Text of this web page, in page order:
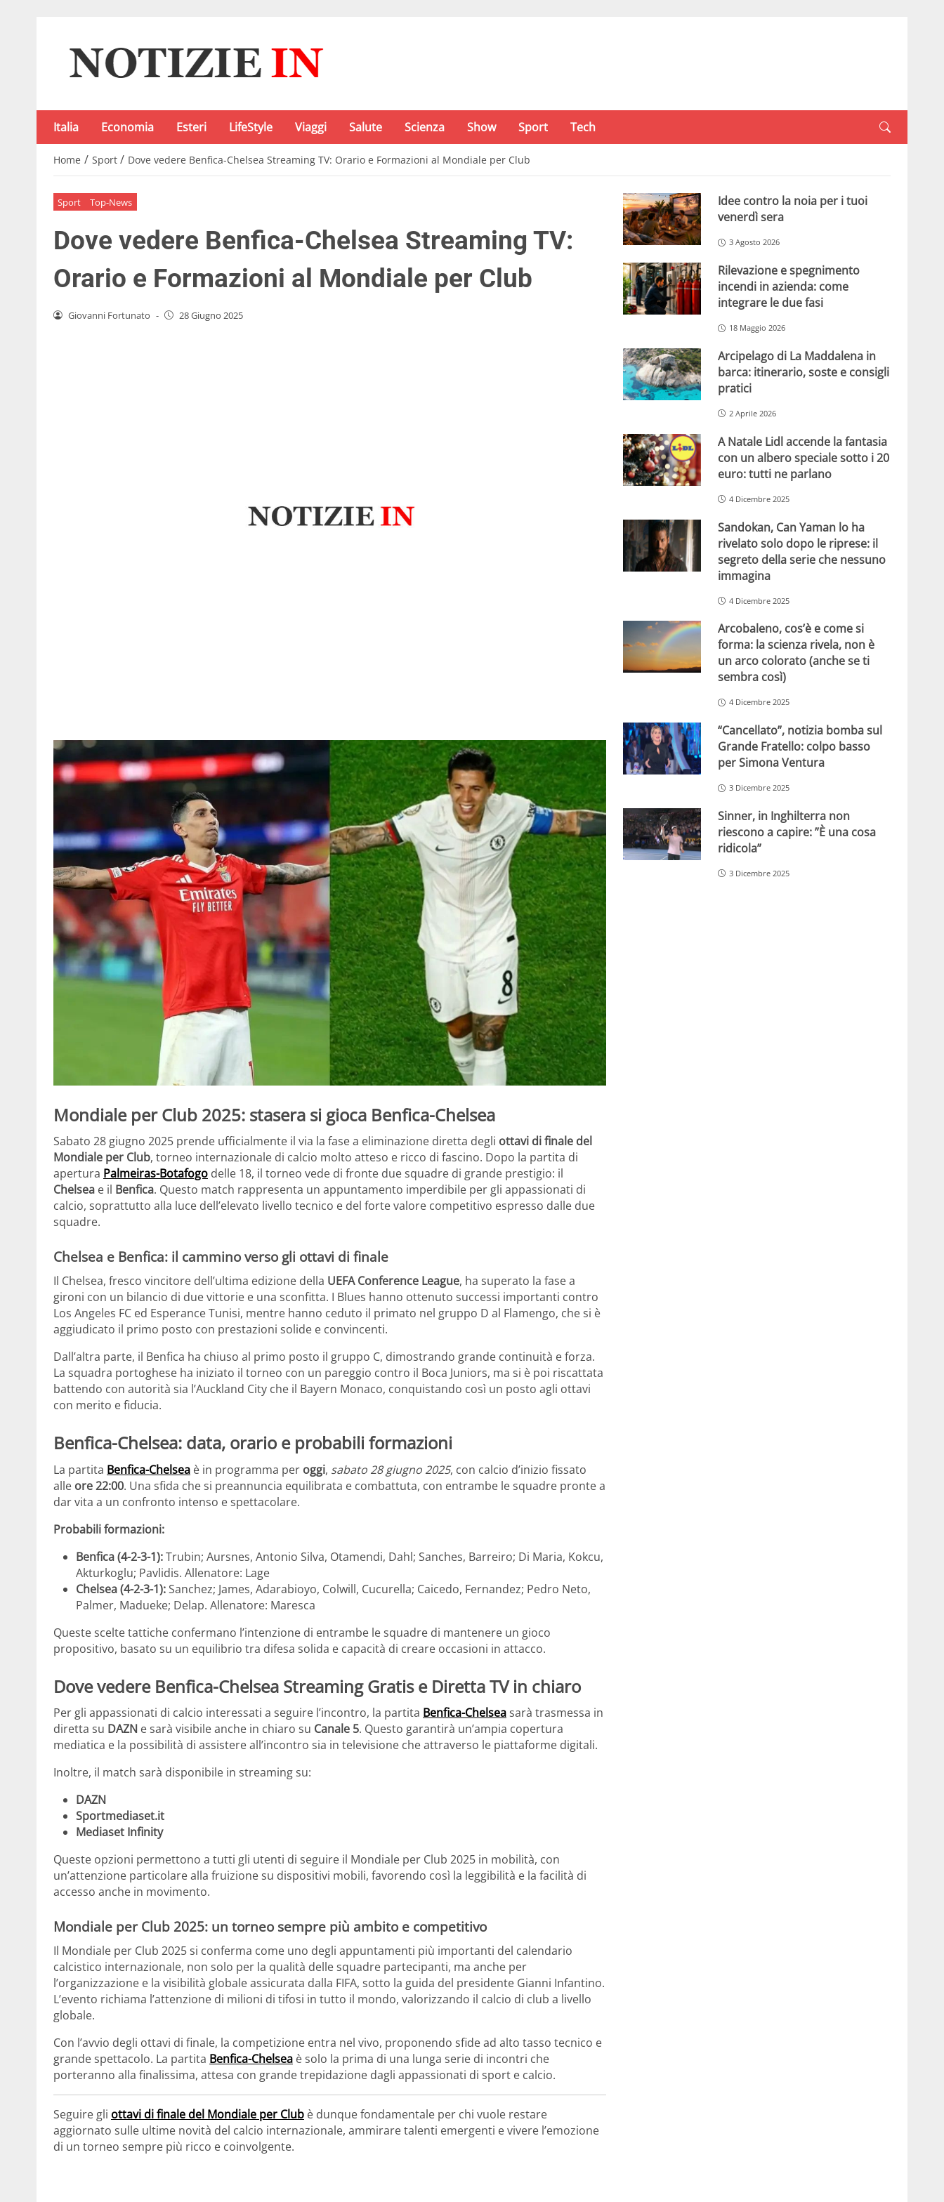
Italia Economia Esteri LifeStyle Viaggi Salute Scienza Show Sport Tech
Home / Sport / Dove vedere Benfica-Chelsea Streaming TV: Orario e Formazioni al Mondiale per Club
Sport Top-News
Dove vedere Benfica-Chelsea Streaming TV:
Orario e Formazioni al Mondiale per Club
Giovanni Fortunato - 28 Giugno 2025
Mondiale per Club 2025: stasera si gioca Benfica-Chelsea
Sabato 28 giugno 2025 prende ufficialmente il via la fase a eliminazione diretta degli ottavi di finale del
Mondiale per Club, torneo internazionale di calcio molto atteso e ricco di fascino. Dopo la partita di
apertura Palmeiras-Botafogo delle 18, il torneo vede di fronte due squadre di grande prestigio: il
Chelsea e il Benfica. Questo match rappresenta un appuntamento imperdibile per gli appassionati di
calcio, soprattutto alla luce dell’elevato livello tecnico e del forte valore competitivo espresso dalle due
squadre.
Chelsea e Benfica: il cammino verso gli ottavi di finale
Il Chelsea, fresco vincitore dell’ultima edizione della UEFA Conference League, ha superato la fase a
gironi con un bilancio di due vittorie e una sconfitta. I Blues hanno ottenuto successi importanti contro
Los Angeles FC ed Esperance Tunisi, mentre hanno ceduto il primato nel gruppo D al Flamengo, che si è
aggiudicato il primo posto con prestazioni solide e convincenti.
Dall’altra parte, il Benfica ha chiuso al primo posto il gruppo C, dimostrando grande continuità e forza.
La squadra portoghese ha iniziato il torneo con un pareggio contro il Boca Juniors, ma si è poi riscattata
battendo con autorità sia l’Auckland City che il Bayern Monaco, conquistando così un posto agli ottavi
con merito e fiducia.
Benfica-Chelsea: data, orario e probabili formazioni
La partita Benfica-Chelsea è in programma per oggi, sabato 28 giugno 2025, con calcio d’inizio fissato
alle ore 22:00. Una sfida che si preannuncia equilibrata e combattuta, con entrambe le squadre pronte a
dar vita a un confronto intenso e spettacolare.
Probabili formazioni:
Benfica (4-2-3-1):Trubin; Aursnes, Antonio Silva, Otamendi, Dahl; Sanches, Barreiro; Di Maria, Kokcu,
Akturkoglu; Pavlidis. Allenatore: Lage
Chelsea (4-2-3-1):Sanchez; James, Adarabioyo, Colwill, Cucurella; Caicedo, Fernandez; Pedro Neto,
Palmer, Madueke; Delap. Allenatore: Maresca
Queste scelte tattiche confermano l’intenzione di entrambe le squadre di mantenere un gioco
propositivo, basato su un equilibrio tra difesa solida e capacità di creare occasioni in attacco.
Dove vedere Benfica-Chelsea Streaming Gratis e Diretta TV in chiaro
Per gli appassionati di calcio interessati a seguire l’incontro, la partita Benfica-Chelseasarà trasmessa in
diretta su DAZN e sarà visibile anche in chiaro su Canale 5. Questo garantirà un’ampia copertura
mediatica e la possibilità di assistere all’incontro sia in televisione che attraverso le piattaforme digitali.
Inoltre, il match sarà disponibile in streaming su:
DAZN
Sportmediaset.it
Mediaset Infinity
Queste opzioni permettono a tutti gli utenti di seguire il Mondiale per Club 2025 in mobilità, con
un’attenzione particolare alla fruizione su dispositivi mobili, favorendo così la leggibilità e la facilità di
accesso anche in movimento.
Mondiale per Club 2025: un torneo sempre più ambito e competitivo
Il Mondiale per Club 2025 si conferma come uno degli appuntamenti più importanti del calendario
calcistico internazionale, non solo per la qualità delle squadre partecipanti, ma anche per
l’organizzazione e la visibilità globale assicurata dalla FIFA, sotto la guida del presidente Gianni Infantino.
L’evento richiama l’attenzione di milioni di tifosi in tutto il mondo, valorizzando il calcio di club a livello
globale.
Con l’avvio degli ottavi di finale, la competizione entra nel vivo, proponendo sfide ad alto tasso tecnico e
grande spettacolo. La partita Benfica-Chelsea è solo la prima di una lunga serie di incontri che
porteranno alla finalissima, attesa con grande trepidazione dagli appassionati di sport e calcio.
Seguire gli ottavi di finale del Mondiale per Club è dunque fondamentale per chi vuole restare
aggiornato sulle ultime novità del calcio internazionale, ammirare talenti emergenti e vivere l’emozione
di un torneo sempre più ricco e coinvolgente.
Idee contro la noia per i tuoi
venerdì sera
3 Agosto 2026
Rilevazione e spegnimento
incendi in azienda: come
integrare le due fasi
18 Maggio 2026
Arcipelago di La Maddalena in
barca: itinerario, soste e consigli
pratici
2 Aprile 2026
A Natale Lidl accende la fantasia
con un albero speciale sotto i 20
euro: tutti ne parlano
4 Dicembre 2025
Sandokan, Can Yaman lo ha
rivelato solo dopo le riprese: il
segreto della serie che nessuno
immagina
4 Dicembre 2025
Arcobaleno, cos’è e come si
forma: la scienza rivela, non è
un arco colorato (anche se ti
sembra così)
4 Dicembre 2025
“Cancellato”, notizia bomba sul
Grande Fratello: colpo basso
per Simona Ventura
3 Dicembre 2025
Sinner, in Inghilterra non
riescono a capire: ”È una cosa
ridicola”
3 Dicembre 2025